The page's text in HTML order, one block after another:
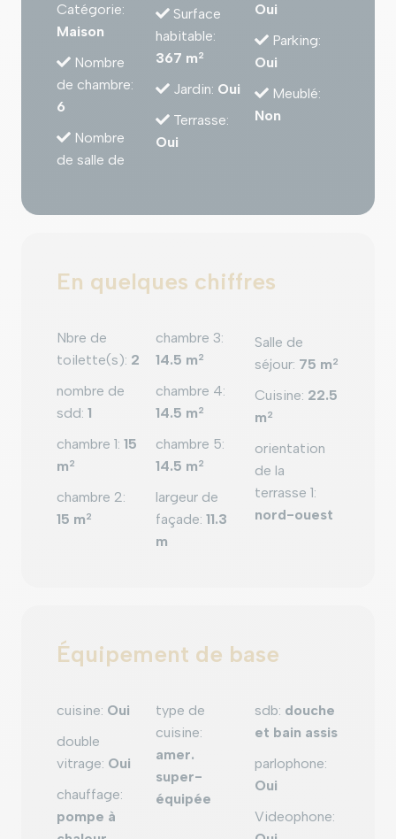
Catégorie:
Maison
Nombre
de chambre:
6
Nombre
de salle de
Surface
habitable:
367 m2
Jardin: Oui
Terrasse:
Oui
Oui
Parking:
Oui
Meublé:
Non
En quelques chiffres
Nbre de
toilette(s): 2
nombre de
sdd: 1
chambre 1: 15
m2
chambre 2:
15 m2
chambre 3:
14.5 m2
chambre 4:
14.5 m2
chambre 5:
14.5 m2
largeur de
façade: 11.3
m
Salle de
séjour: 75 m2
Cuisine: 22.5
m2
orientation
de la
terrasse 1:
nord-ouest
Équipement de base
cuisine: Oui
double
vitrage: Oui
chauffage:
pompe à
type de
cuisine:
amer.
super-
équipée
sdb: douche
et bain assis
parlophone:
Oui
Videophone: